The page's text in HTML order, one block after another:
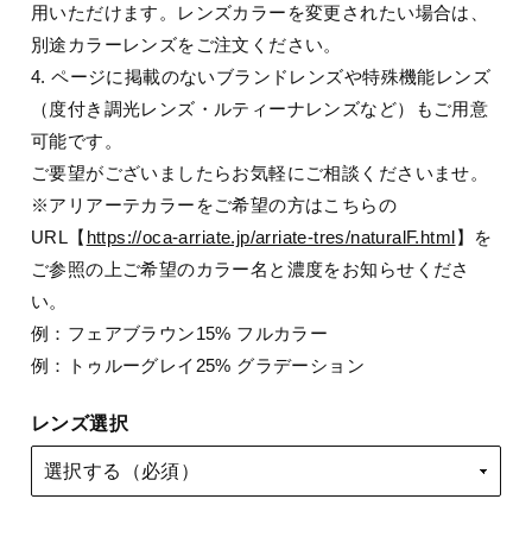
用いただけます。レンズカラーを変更されたい場合は、
別途カラーレンズをご注文ください。
4. ページに掲載のないブランドレンズや特殊機能レンズ
（度付き調光レンズ・ルティーナレンズなど）もご用意
可能です。
ご要望がございましたらお気軽にご相談くださいませ。
※アリアーテカラーをご希望の方はこちらの
URL【 https://oca-arriate.jp/arriate-tres/naturalF.html】を
ご参照の上ご希望のカラー名と濃度をお知らせくださ
い。
例：フェアブラウン15% フルカラー
例：トゥルーグレイ25% グラデーション
レンズ選択